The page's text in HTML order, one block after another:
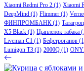
Xiaomi Redmi Pro 2 (1) Xiaomi
DeepMind (1) Flimmer (1)
ФИНПРОМБАНК (1)
X5 Black (1) Цыпленок табака
Liveman C1 (1) Бефстроганов
Lumigon T3 (1) 2000Q (1)